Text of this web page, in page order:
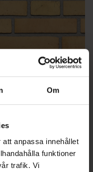
Om
anpassa innehållet
funktioner
trafik. Vi